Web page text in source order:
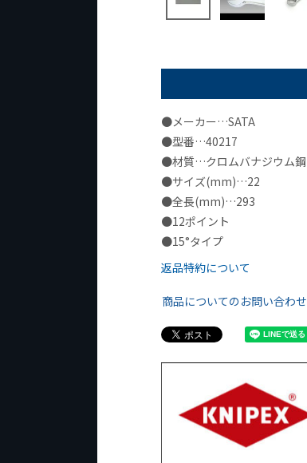
●メーカー…SATA
●型番…40217
●材質…クロムバナジウム鋼
●サイズ(mm)…22
●全長(mm)…293
●12ポイント
●15°タイプ
返品特約について
商品についてのお問い合わせ